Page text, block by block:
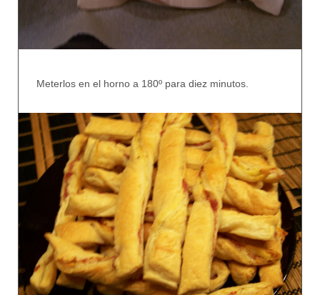
Meterlos en el horno a 180º para diez minutos.